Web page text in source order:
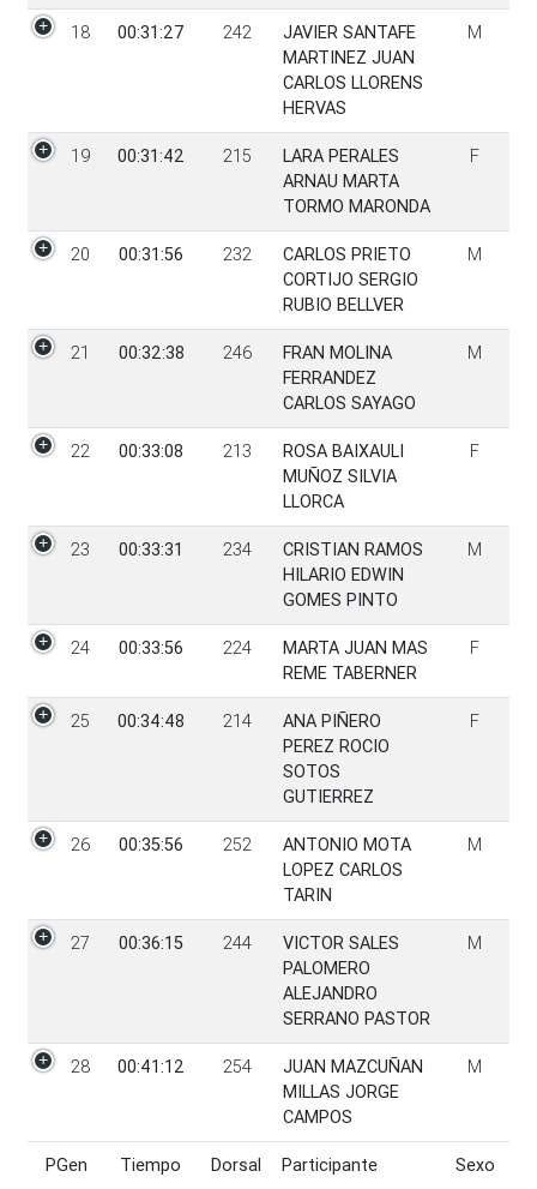
PGen Tiempo Dorsal Participante Sexo
18 00:31:27 242
JAVIER SANTAFE
MARTINEZ JUAN
CARLOS LLORENS
HERVAS
M
19 00:31:42 215
LARA PERALES
ARNAU MARTA
TORMO MARONDA
F
20 00:31:56 232
CARLOS PRIETO
CORTIJO SERGIO
RUBIO BELLVER
M
21 00:32:38 246
FRAN MOLINA
FERRANDEZ
CARLOS SAYAGO
M
22 00:33:08 213
ROSA BAIXAULI
MUÑOZ SILVIA
LLORCA
F
23 00:33:31 234
CRISTIAN RAMOS
HILARIO EDWIN
GOMES PINTO
M
24 00:33:56 224
MARTA JUAN MAS
REME TABERNER
F
25 00:34:48 214
ANA PIÑERO
PEREZ ROCIO
SOTOS
GUTIERREZ
F
26 00:35:56 252
ANTONIO MOTA
LOPEZ CARLOS
TARIN
M
27 00:36:15 244
VICTOR SALES
PALOMERO
ALEJANDRO
SERRANO PASTOR
M
28 00:41:12 254
JUAN MAZCUÑAN
MILLAS JORGE
CAMPOS
M
PGen Tiempo Dorsal Participante Sexo